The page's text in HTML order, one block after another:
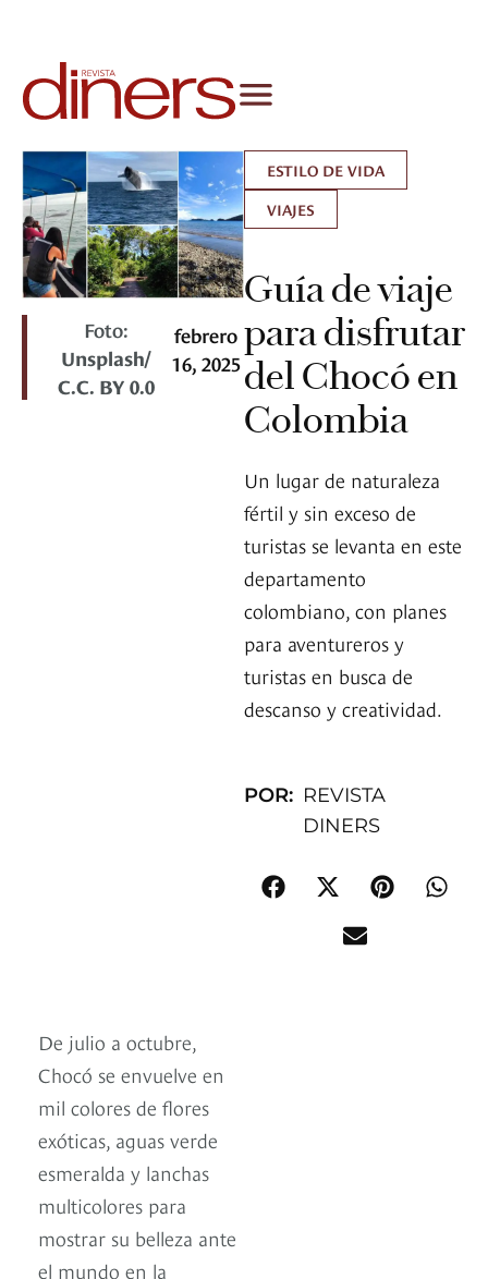
Foto:
Unsplash/
C.C. BY 0.0
febrero
16, 2025
ESTILO DE VIDA
VIAJES
Guía de viaje
para disfrutar
del Chocó en
Colombia
Un lugar de naturaleza
fértil y sin exceso de
turistas se levanta en este
departamento
colombiano, con planes
para aventureros y
turistas en busca de
descanso y creatividad.
POR: REVISTA
DINERS
De julio a octubre,
Chocó se envuelve en
mil colores de flores
exóticas, aguas verde
esmeralda y lanchas
multicolores para
mostrar su belleza ante
el mundo en la